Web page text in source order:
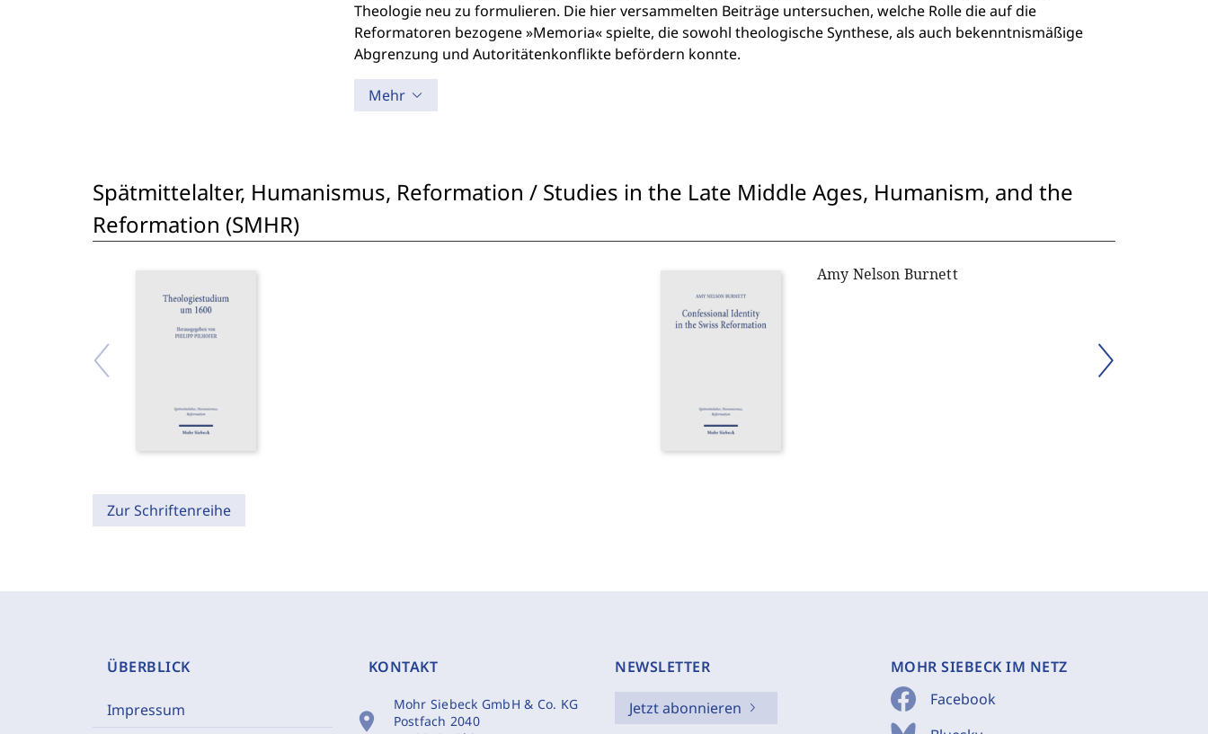
Theologie neu zu formulieren. Die hier versammelten Beiträge untersuchen, welche Rolle die auf die
Reformatoren bezogene »Memoria« spielte, die sowohl theologische Synthese, als auch bekenntnismäßige
Abgrenzung und Autoritätenkonflikte befördern konnte.
Mehr
Spätmittelalter, Humanismus, Reformation / Studies in the Late Middle Ages, Humanism, and the
Reformation (SMHR)
Amy Nelson Burnett
Zur Schriftenreihe
ÜBERBLICK
Impressum
KONTAKT
location_on
Mohr Siebeck GmbH & Co. KG
Postfach 2040
NEWSLETTER
Jetzt abonnieren
MOHR SIEBECK IM NETZ
Facebook